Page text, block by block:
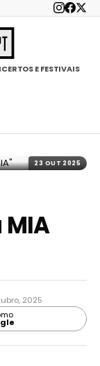
E FESTIVAIS
23 OUT 2025
MIA
2025